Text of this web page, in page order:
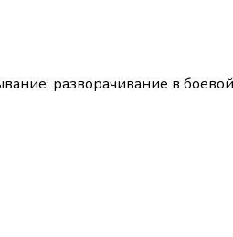
разворачивание в